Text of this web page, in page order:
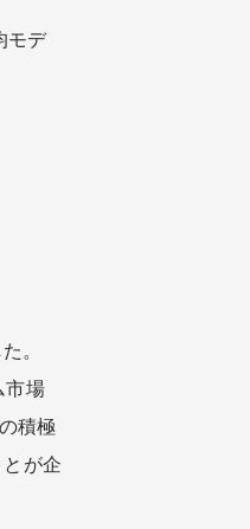
モデ
。
市場
積極
が企